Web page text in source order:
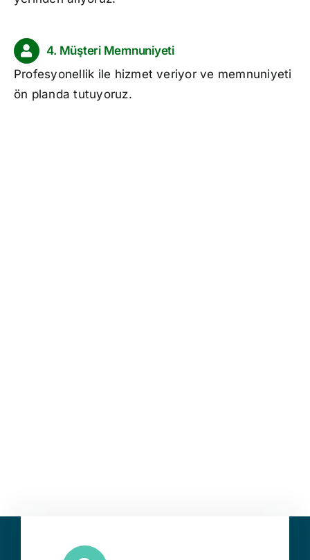
4. Müşteri Memnuniyeti
Profesyonellik ile hizmet veriyor ve memnuniyeti
ön planda tutuyoruz.